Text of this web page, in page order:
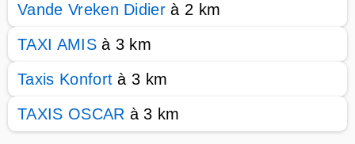
Vande Vreken Didier à 2 km
TAXI AMISà 3 km
Taxis Konfort à 3 km
TAXIS OSCAR à 3 km